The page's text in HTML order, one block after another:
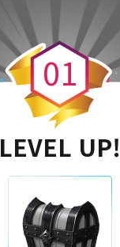
0
0
1
LEVEL UP!